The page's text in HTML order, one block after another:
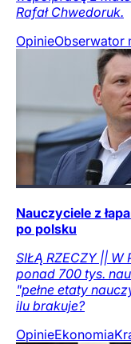
Rafał Chwedoruk.
OpinieObserwator
Nauczyciele z
po polsku
SIŁĄ RZECZY ||
ponad 700 tys.
"pełne etaty
ilu brakuje?
OpinieEkonomia